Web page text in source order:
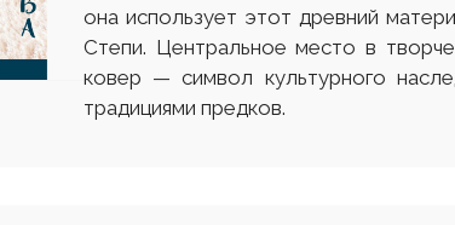
она использует этот древний
Степи. Центральное место в
ковер — символ культурного
традициями предков.